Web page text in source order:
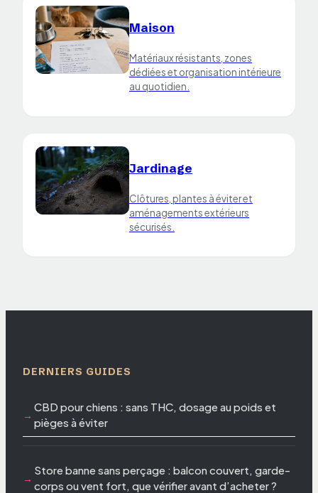
Maison
Matériaux résistants, zones
dédiées et organisation intérieure
au quotidien.
Jardinage
Clôtures, plantes à éviter et
aménagements extérieurs
sécurisés.
DERNIERS GUIDES
CBD pour chiens : sans THC, dosage au poids et
pièges à éviter
Store banne sans perçage : balcon couvert, garde-
corps ou vent fort, que vérifier avant d’acheter ?